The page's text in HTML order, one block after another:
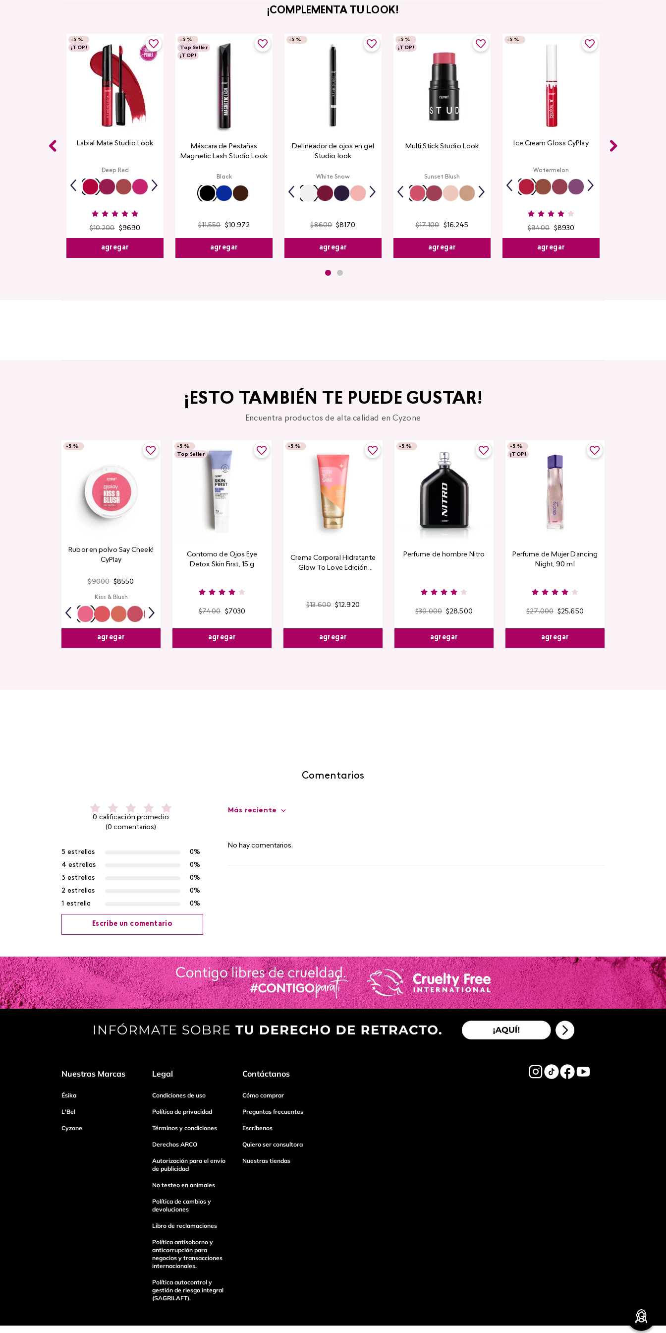
¡COMPLEMENTA TU LOOK!
-5 %
¡TOP!
Labial Mate Studio Look
Deep Red
$10.200 $9690
agregar
-5 %
Top Seller
¡TOP!
Máscara de Pestañas
Magnetic Lash Studio Look
Black
$11.550 $10.972
agregar
-5 %
Delineador de ojos en gel
Studio look
White Snow
$8600 $8170
agregar
-5 %
¡TOP!
Multi Stick Studio Look
Sunset Blush
$17.100 $16.245
agregar
-5 %
Ice Cream Gloss CyPlay
Watermelon
$9400 $8930
agregar
¡ESTO TAMBIÉN TE PUEDE GUSTAR!
Encuentra productos de alta calidad en Cyzone
-5 %
Rubor en polvo Say Cheek!
CyPlay
$9000 $8550
Kiss & Blush
agregar
-5 %
Top Seller
Contorno de Ojos Eye
Detox Skin First, 15 g
$7400 $7030
agregar
-5 %
Crema Corporal Hidratante
Glow To Love Edición
$13.600 $12.920
agregar
-5 %
Perfume de hombre Nitro
$30.000 $28.500
agregar
-5 %
¡TOP!
Perfume de Mujer Dancing
Night, 90 ml
$27.000 $25.650
agregar
Comentarios
0 calificación promedio
(0 comentarios)
5 estrellas
0%
4 estrellas
0%
3 estrellas
0%
2 estrellas
0%
1 estrella
0%
Escribe un comentario
Agregar comentario
Título
Más reciente
No hay comentarios.
Nuestras Marcas
Ésika
L'Bel
Cyzone
Legal
Condiciones de uso
Política de privacidad
Términos y condiciones
Derechos ARCO
Autorización para el envío
de publicidad
No testeo en animales
Política de cambios y
devoluciones
Libro de reclamaciones
Política antisoborno y
anticorrupción para
negocios y transacciones
internacionales.
Política autocontrol y
gestión de riesgo integral
(SAGRILAFT).
Contáctanos
Cómo comprar
Preguntas frecuentes
Escríbenos
Quiero ser consultora
Nuestras tiendas